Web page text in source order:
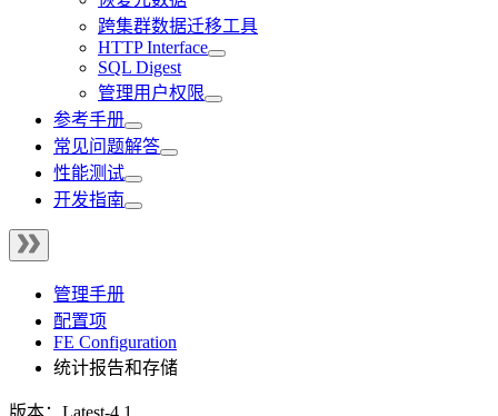
跨集群数据迁移工具
HTTP Interface
SQL Digest
管理用户权限
参考手册
常见问题解答
性能测试
开发指南
管理手册
配置项
FE Configuration
统计报告和存储
版本：Latest-4.1